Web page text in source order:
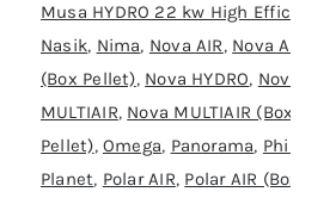
Musa HYDRO 22 kw High Efficiency
Nasik, Nima, Nova AIR, Nova AIR
(Box Pellet), Nova HYDRO, Nova
MULTIAIR, Nova MULTIAIR (Box
Pellet),Omega, Panorama, Philo
Planet, Polar AIR, Polar AIR (Box